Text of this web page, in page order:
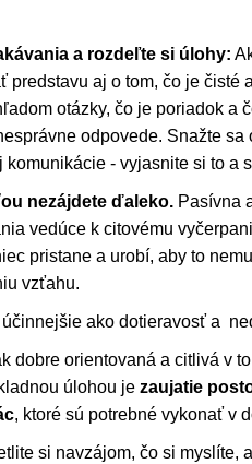
a rozdeľte si úlohy:
predstavu aj o tom, čo je čisté
otázky, čo je poriadok a
odpovede. Snažte sa
- vyjasnite si to a
nezájdete ďaleko. Pasívna
vedúce k citovému
pristane a urobí, aby to
vzťahu.
ako dotieravosť a
dobre orientovaná a citlivá v
úlohou je zaujatie
, ktoré sú potrebné vykonať v
si navzájom, čo si myslíte,